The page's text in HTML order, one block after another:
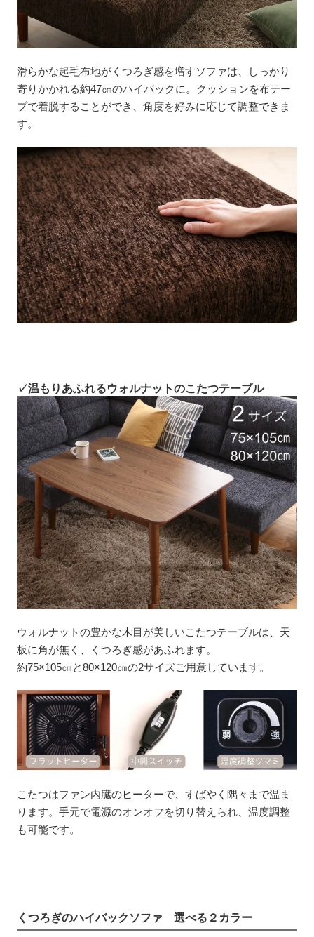
滑らかな起毛布地がくつろぎ感を増すソファは、しっかり
寄りかかれる約47㎝のハイバックに。クッションを布テー
プで着脱することができ、角度を好みに応じて調整できま
す。
✓温もりあふれるウォルナットのこたつテーブル
ウォルナットの豊かな木目が美しいこたつテーブルは、天
板に角が無く、くつろぎ感があふれます。
約75×105㎝と80×120㎝の2サイズご用意しています。
こたつはファン内臓のヒーターで、すばやく隅々まで温ま
ります。手元で電源のオンオフを切り替えられ、温度調整
も可能です。
くつろぎのハイバックソファ 選べる２カラー